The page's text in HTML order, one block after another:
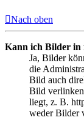
Nach oben
Kann ich Bilder in
Ja, Bilder
die
Bild auch
Bild
liegt, z. B.
weder Bilder